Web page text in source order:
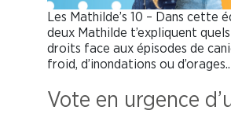
Les Mathilde’s 10 – Dans cette
deux Mathilde t’expliquent
droits face aux épisodes de
froid, d’inondations ou
Vote en urgence